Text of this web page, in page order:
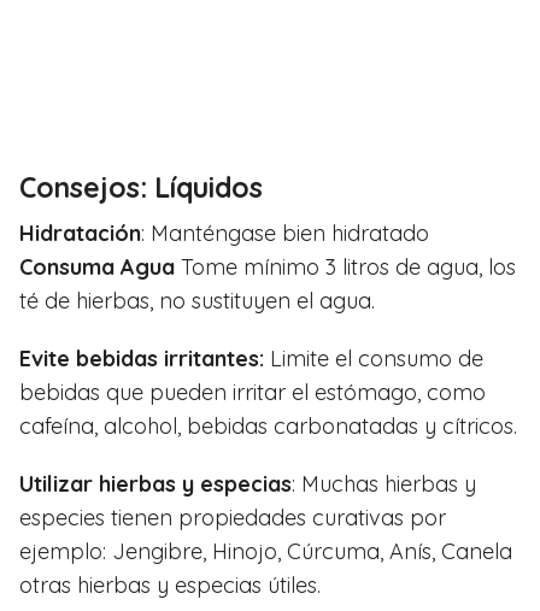
Consejos: Líquidos
Hidratación: Manténgase bien hidratado
Consuma Agua Tome mínimo 3 litros de agua, los
té de hierbas, no sustituyen el agua.
Evite bebidas irritantes: Limite el consumo de
bebidas que pueden irritar el estómago, como
cafeína, alcohol, bebidas carbonatadas y cítricos.
Utilizar hierbas y especias: Muchas hierbas y
especies tienen propiedades curativas por
ejemplo: Jengibre, Hinojo, Cúrcuma, Anís, Canela
otras hierbas y especias útiles.